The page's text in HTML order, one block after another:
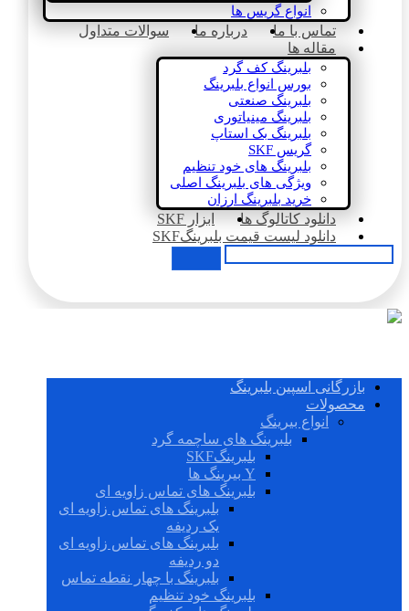
انواع گریس ها
تماس با ما درباره ما
سوالات متداول
مقاله ها
بلبرینگ کف گرد
بورس انواع بلبرینگ
بلبرینگ صنعتی
بلبرینگ مینیاتوری
بلبرینگ بک استاپ
گریس SKF
بلبرینگ های خود تنظیم
ویژگی های بلبرینگ اصلی
خرید بلبرینگ ارزان
دانلود کاتالوگ ها
ابزار SKF
دانلود لیست قیمت بلبرینگSKF
بازرگانی اسپین بلبرینگ
محصولات
انواع بیرینگ
بلبرینگ های ساچمه گرد
بلبرینگSKF
Y بیرینگ ها
بلبرینگ های تماس زاویه ای
بلبرینگ های تماس زاویه ای
یک ردیفه
بلبرینگ های تماس زاویه ای
دو ردیفه
بلبرینگ با چهار نقطه تماس
بلبرینگ خود تنظیم